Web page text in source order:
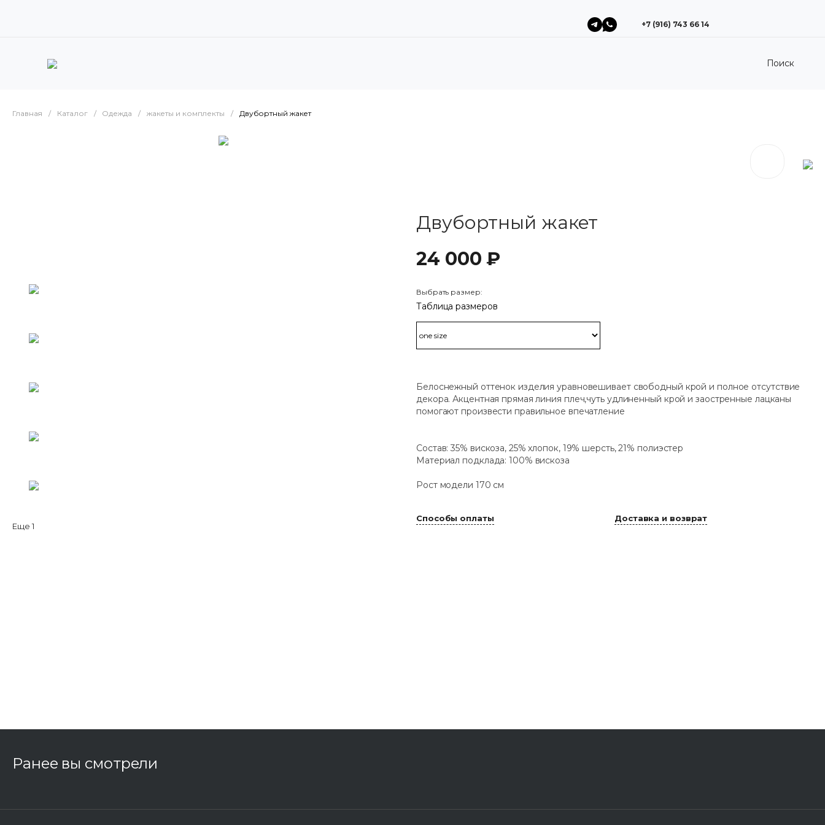
+7 (916) 743 66 14
Поиск
Главная / Каталог / Одежда / жакеты и комплекты / Двубортный жакет
Еще 1
Двубортный жакет
24 000 ₽
Выбрать размер:
Таблица размеров
Белоснежный оттенок изделия уравновешивает свободный крой и полное отсутствие
декора. Акцентная прямая линия плеч,чуть удлиненный крой и заостренные лацканы
помогают произвести правильное впечатление
Состав: 35% вискоза, 25% хлопок, 19% шерсть, 21% полиэстер
Материал подклада: 100% вискоза
Рост модели 170 см
Способы оплаты Доставка и возврат
Ранее вы смотрели